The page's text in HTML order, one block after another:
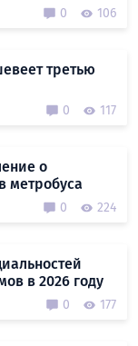
0 106
третью
0 117
о
метробуса
0 224
в 2026 году
0 177